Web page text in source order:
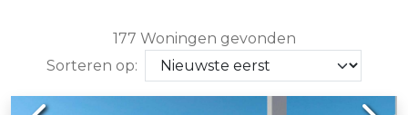
177 Woningen gevonden
Sorteren op:
Previous Next